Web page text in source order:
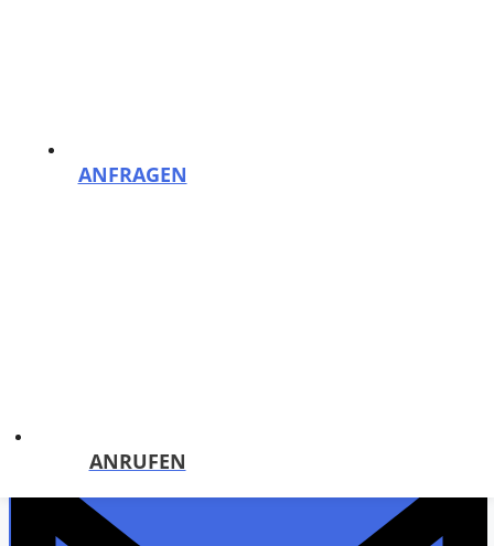
Reinigungsfirma PutzHelden Berlin: Gebäudereinigung und mehr
ANFRAGEN
ANRUFEN